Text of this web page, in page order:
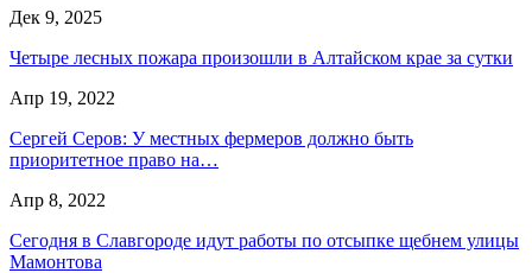
Дек 9, 2025
Четыре лесных пожара произошли в Алтайском крае за сутки
Апр 19, 2022
Сергей Серов: У местных фермеров должно быть
приоритетное право на…
Апр 8, 2022
Сегодня в Славгороде идут работы по отсыпке щебнем улицы
Мамонтова